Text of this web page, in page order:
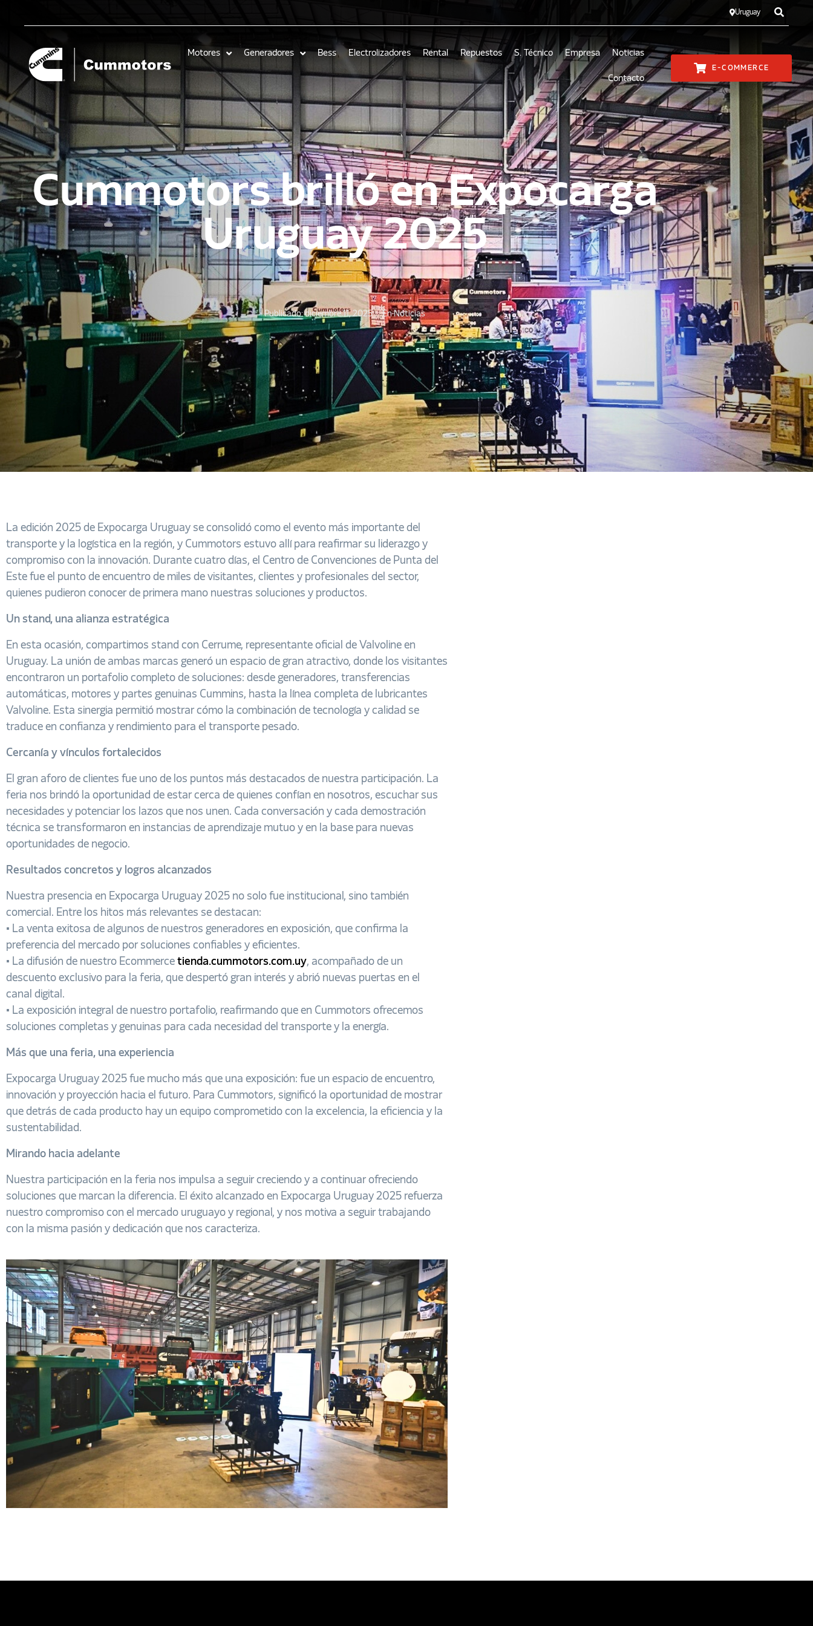
Uruguay
Motores Generadores Bess Electrolizadores Rental Repuestos S. Técnico Empresa Noticias
Contacto
E-COMMERCE
Cummotors brilló en Expocarga
Uruguay 2025
Publicado:diciembre 11, 2025 En Noticias
La edición 2025 de Expocarga Uruguay se consolidó como el evento más importante del
transporte y la logística en la región, y Cummotors estuvo allí para reafirmar su liderazgo y
compromiso con la innovación. Durante cuatro días, el Centro de Convenciones de Punta del
Este fue el punto de encuentro de miles de visitantes, clientes y profesionales del sector,
quienes pudieron conocer de primera mano nuestras soluciones y productos.
Un stand, una alianza estratégica
En esta ocasión, compartimos stand con Cerrume, representante oficial de Valvoline en
Uruguay. La unión de ambas marcas generó un espacio de gran atractivo, donde los visitantes
encontraron un portafolio completo de soluciones: desde generadores, transferencias
automáticas, motores y partes genuinas Cummins, hasta la línea completa de lubricantes
Valvoline. Esta sinergia permitió mostrar cómo la combinación de tecnología y calidad se
traduce en confianza y rendimiento para el transporte pesado.
Cercanía y vínculos fortalecidos
El gran aforo de clientes fue uno de los puntos más destacados de nuestra participación. La
feria nos brindó la oportunidad de estar cerca de quienes confían en nosotros, escuchar sus
necesidades y potenciar los lazos que nos unen. Cada conversación y cada demostración
técnica se transformaron en instancias de aprendizaje mutuo y en la base para nuevas
oportunidades de negocio.
Resultados concretos y logros alcanzados
Nuestra presencia en Expocarga Uruguay 2025 no solo fue institucional, sino también
comercial. Entre los hitos más relevantes se destacan:
•⁠ ⁠La venta exitosa de algunos de nuestros generadores en exposición, que confirma la
preferencia del mercado por soluciones confiables y eficientes.
•⁠ ⁠La difusión de nuestro Ecommerce tienda.cummotors.com.uy, acompañado de un
descuento exclusivo para la feria, que despertó gran interés y abrió nuevas puertas en el
canal digital.
•⁠ ⁠La exposición integral de nuestro portafolio, reafirmando que en Cummotors ofrecemos
soluciones completas y genuinas para cada necesidad del transporte y la energía.
Más que una feria, una experiencia
Expocarga Uruguay 2025 fue mucho más que una exposición: fue un espacio de encuentro,
innovación y proyección hacia el futuro. Para Cummotors, significó la oportunidad de mostrar
que detrás de cada producto hay un equipo comprometido con la excelencia, la eficiencia y la
sustentabilidad.
Mirando hacia adelante
Nuestra participación en la feria nos impulsa a seguir creciendo y a continuar ofreciendo
soluciones que marcan la diferencia. El éxito alcanzado en Expocarga Uruguay 2025 refuerza
nuestro compromiso con el mercado uruguayo y regional, y nos motiva a seguir trabajando
con la misma pasión y dedicación que nos caracteriza.